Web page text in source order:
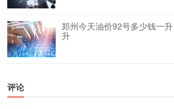
郑州今天油价92号多少钱一
升
评论